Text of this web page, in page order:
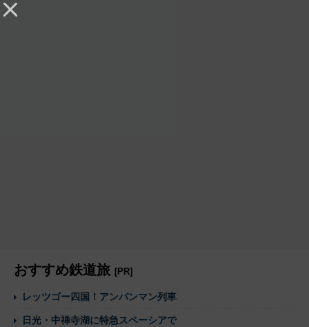
おすすめ鉄道旅 [PR]
レッツゴー四国！アンパンマン列車
日光・中禅寺湖に特急スペーシアで